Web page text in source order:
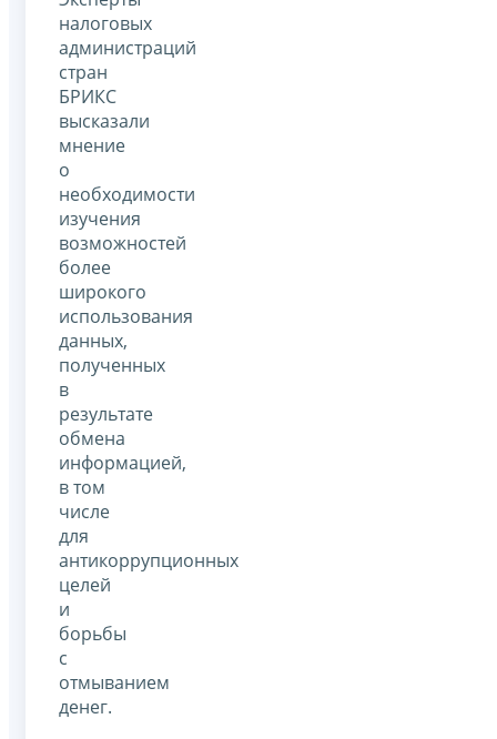
налоговых
администраций
стран
БРИКС
высказали
мнение
о
необходимости
изучения
возможностей
более
широкого
использования
данных,
полученных
в
результате
обмена
информацией,
в том
числе
для
антикоррупционных
целей
и
борьбы
с
отмыванием
денег.